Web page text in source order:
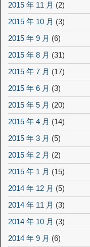
2015 年 11 月 (2)
2015 年 10 月 (3)
2015 年 9 月 (6)
2015 年 8 月 (31)
2015 年 7 月 (17)
2015 年 6 月 (3)
2015 年 5 月 (20)
2015 年 4 月 (14)
2015 年 3 月 (5)
2015 年 2 月 (2)
2015 年 1 月 (15)
2014 年 12 月 (5)
2014 年 11 月 (3)
2014 年 10 月 (3)
2014 年 9 月 (6)